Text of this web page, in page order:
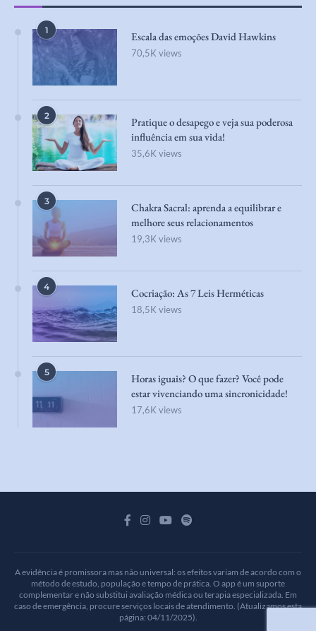
1 Escala das emoções David Hawkins
70,5K views
2
Pratique o desapego e veja sua poderosa
influência em sua vida!
35,6K views
3
Chakra Sacral: aprenda a equilibrar e
melhore seus relacionamentos
19,3K views
4 Cocriação: As 7 Leis Herméticas
18,5K views
5
Horas iguais? O que fazer? Você pode
estar vivenciando uma sincronicidade!
17,6K views
A evidência é promissora mas não universal: os efeitos variam de acordo com o
método de estudo, população e tempo de prática. O app é um suporte
complementar e não substitui avaliação médica ou terapia especializada. Em
caso de emergência, procure serviços locais de atendimento. (Atualizamos esta
página: 04/11/2025).